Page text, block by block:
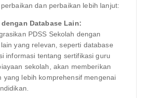
dan perbaikan lebih lanjut:
Database Lain:
PDSS Sekolah dengan
yang relevan, seperti database
informasi tentang sertifikasi guru
sekolah, akan memberikan
yang lebih komprehensif mengenai